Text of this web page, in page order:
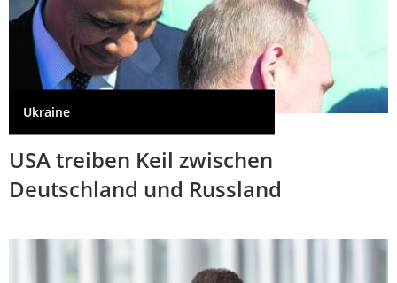
Ukraine
USA treiben Keil zwischen
Deutschland und Russland